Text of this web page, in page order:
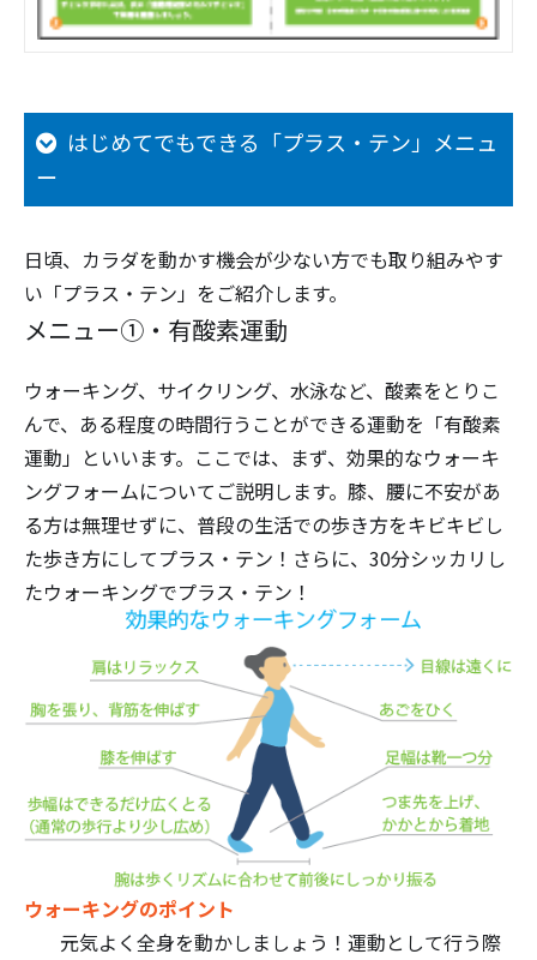
はじめてでもできる「プラス・テン」メニュ
ー
日頃、カラダを動かす機会が少ない方でも取り組みやす
い「プラス・テン」をご紹介します。
メニュー①・有酸素運動
ウォーキング、サイクリング、水泳など、酸素をとりこ
んで、ある程度の時間行うことができる運動を「有酸素
運動」といいます。ここでは、まず、効果的なウォーキ
ングフォームについてご説明します。膝、腰に不安があ
る方は無理せずに、普段の生活での歩き方をキビキビし
た歩き方にしてプラス・テン！さらに、30分シッカリし
たウォーキングでプラス・テン！
ウォーキングのポイント
元気よく全身を動かしましょう！運動として行う際